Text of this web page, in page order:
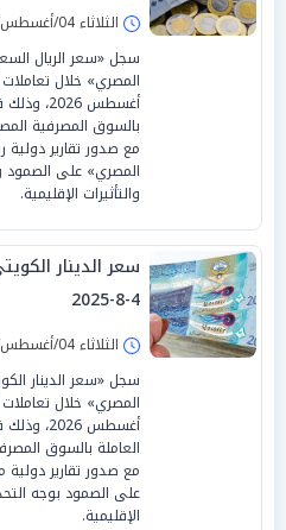
الثلاثاء 04/أغسطس/2026 - 11:00 ص
سجل «سعر الريال
أغسطس
بالسوق المصرفية
مع صدور تقارير
المصري» على الصمود
والتأثيرات الإقليمية.
سعر الدينار
4-8-2025
الثلاثاء 04/أغسطس/2026 - 10:30 ص
سجل «سعر الدينار
أغسطس
العاملة بالسوق
مع صدور تقارير
على الصمود بوجه
الإقليمية.